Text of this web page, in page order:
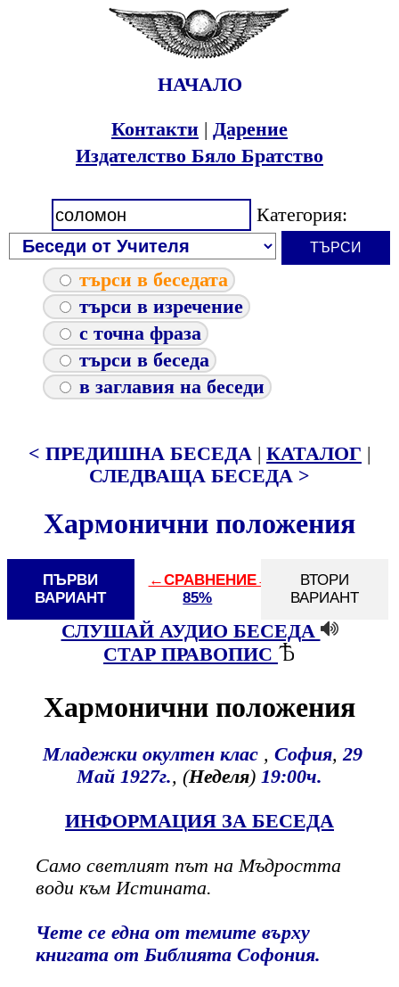
НАЧАЛО
Контакти | Дарение
Издателство Бяло Братство
Категория:
търси в беседата
търси в изречение
с точна фраза
търси в беседа
в заглавия на беседи
< ПРЕДИШНА БЕСЕДА | КАТАЛОГ |
СЛЕДВАЩА БЕСЕДА >
Хармонични положения
ПЪРВИ
ВАРИАНТ
←СРАВНЕНИЕ→
85%
ВТОРИ
ВАРИАНТ
СЛУШАЙ АУДИО БЕСЕДА
СТАР ПРАВОПИС
Хармонични положения
Младежки окултен клас , София,29
Май 1927г., (Неделя) 19:00ч.
ИНФОРМАЦИЯ ЗА БЕСЕДА
Само светлият път на Мъдростта
води към Истината.
Чете се една от темите върху
книгата от Библията Софония.